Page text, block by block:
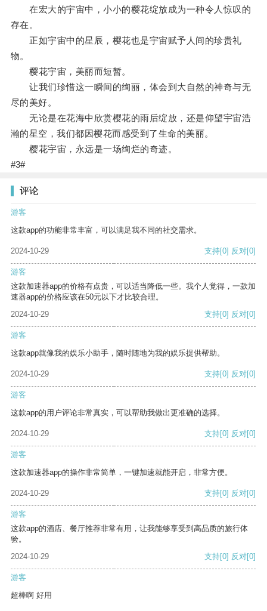
在宏大的宇宙中，小小的樱花绽放成为一种令人惊叹的
存在。
正如宇宙中的星辰，樱花也是宇宙赋予人间的珍贵礼
物。
樱花宇宙，美丽而短暂。
让我们珍惜这一瞬间的绚丽，体会到大自然的神奇与无
尽的美好。
无论是在花海中欣赏樱花的雨后绽放，还是仰望宇宙浩
瀚的星空，我们都因樱花而感受到了生命的美丽。
樱花宇宙，永远是一场绚烂的奇迹。
#3#
评论
游客
这款app的功能非常丰富，可以满足我不同的社交需求。
2024-10-29 支持[0] 反对[0]
游客
这款加速器app的价格有点贵，可以适当降低一些。我个人觉得，一款加
速器app的价格应该在50元以下才比较合理。
2024-10-29
支持[0] 反对[0]
游客
这款app就像我的娱乐小助手，随时随地为我的娱乐提供帮助。
2024-10-29 支持[0] 反对[0]
游客
这款app的用户评论非常真实，可以帮助我做出更准确的选择。
2024-10-29 支持[0] 反对[0]
游客
这款加速器app的操作非常简单，一键加速就能开启，非常方便。
2024-10-29 支持[0] 反对[0]
游客
这款app的酒店、餐厅推荐非常有用，让我能够享受到高品质的旅行体
验。
2024-10-29
支持[0] 反对[0]
游客
超棒啊 好用